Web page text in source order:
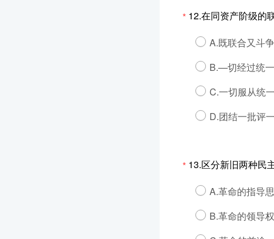
* 12.在同资产阶级的
A.既联合又斗争
B.—切经过统
C.一切服从统
D.团结一批评
* 13.区分新旧两种民
A.革命的指导
B.革命的领导权